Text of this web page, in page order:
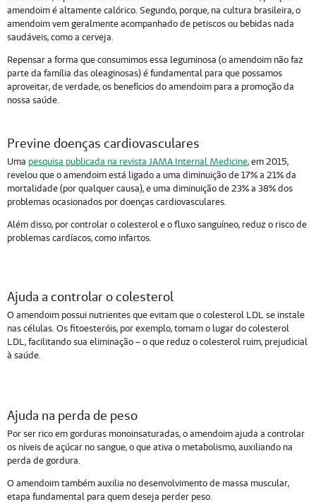
amendoim é altamente calórico. Segundo, porque, na cultura brasileira, o
amendoim vem geralmente acompanhado de petiscos ou bebidas nada
saudáveis, como a cerveja.
Repensar a forma que consumimos essa leguminosa (o amendoim não faz
parte da família das oleaginosas) é fundamental para que possamos
aproveitar, de verdade, os benefícios do amendoim para a promoção da
nossa saúde.
Previne doenças cardiovasculares
Uma pesquisa publicada na revista JAMA Internal Medicine, em 2015,
revelou que o amendoim está ligado a uma diminuição de 17% a 21% da
mortalidade (por qualquer causa), e uma diminuição de 23% a 38% dos
problemas ocasionados por doenças cardiovasculares.
Além disso, por controlar o colesterol e o fluxo sanguíneo, reduz o risco de
problemas cardíacos, como infartos.
Ajuda a controlar o colesterol
O amendoim possui nutrientes que evitam que o colesterol LDL se instale
nas células. Os fitoesteróis, por exemplo, tomam o lugar do colesterol
LDL, facilitando sua eliminação – o que reduz o colesterol ruim, prejudicial
à saúde.
Ajuda na perda de peso
Por ser rico em gorduras monoinsaturadas, o amendoim ajuda a controlar
os níveis de açúcar no sangue, o que ativa o metabolismo, auxiliando na
perda de gordura.
O amendoim também auxilia no desenvolvimento de massa muscular,
etapa fundamental para quem deseja perder peso.